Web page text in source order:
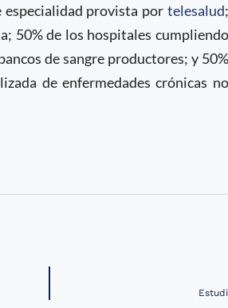
especialidad provista por telesalud;
50% de los hospitales cumpliendo
de sangre productores; y 50%
de enfermedades crónicas no